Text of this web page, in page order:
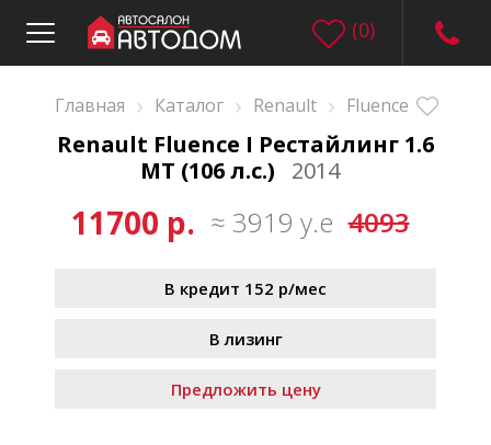
(0)
Главная › Каталог › Renault › Fluence
Renault Fluence I Рестайлинг 1.6
MT (106 л.с.)
2014
11700 р. ≈ 3919 у.е 4093
В кредит 152 р/мес
В лизинг
Предложить цену